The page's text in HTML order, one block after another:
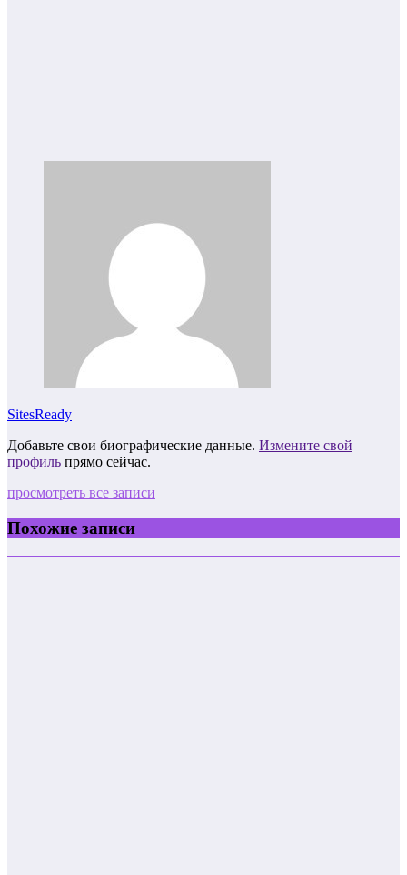
SitesReady
Добавьте свои биографические данные. Измените свой
профиль прямо сейчас.
просмотреть все записи
Похожие записи